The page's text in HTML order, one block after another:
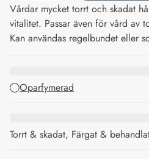
Vårdar mycket torrt och skadat
vitalitet. Passar även för vård av
Kan användas regelbundet eller
Oparfymerad
Torrt & skadat, Färgat &